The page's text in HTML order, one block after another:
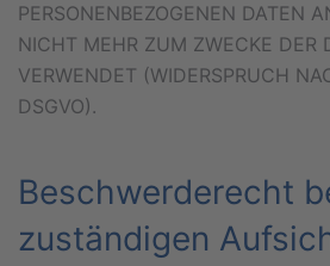
PERSONENBEZOGENEN DATEN
NICHT MEHR ZUM ZWECKE DER
VERWENDET (WIDERSPRUCH
DSGVO).
Beschwerde­recht
zuständigen